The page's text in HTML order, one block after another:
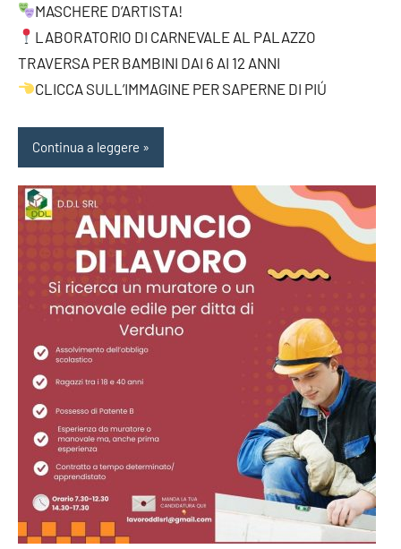
MASCHERE D’ARTISTA!
LABORATORIO DI CARNEVALE AL PALAZZO
TRAVERSA PER BAMBINI DAI 6 AI 12 ANNI
CLICCA SULL’IMMAGINE PER SAPERNE DI PIÚ
Continua a leggere